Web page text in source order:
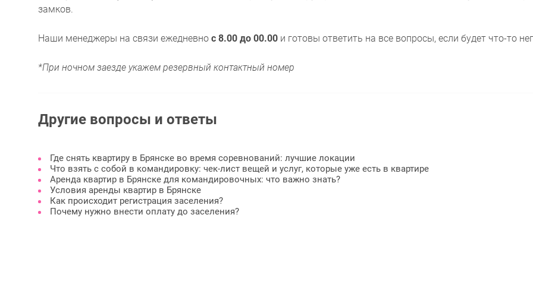
замков.
Наши менеджеры на связи ежедневно с 8.00 до 00.00 и готовы ответить на все вопросы, если будет что-то
*При ночном заезде укажем резервный контактный номер
Другие вопросы и ответы
Где снять квартиру в Брянске во время соревнований: лучшие локации
Что взять с собой в командировку: чек‑лист вещей и услуг, которые уже есть в квартире
Аренда квартир в Брянске для командировочных: что важно знать?
Условия аренды квартир в Брянске
Как происходит регистрация заселения?
Почему нужно внести оплату до заселения?